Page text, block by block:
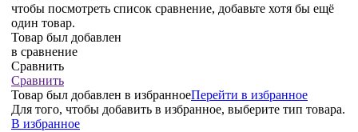
чтобы посмотреть список сравнение, добавьте хотя бы ещё
один товар.
Товар был добавлен
в сравнение
Сравнить
Сравнить
Товар был добавлен в избранноеПерейти в избранное
Для того, чтобы добавить в избранное, выберите тип товара.
В избранное